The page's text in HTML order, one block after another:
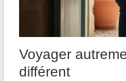
Voyager
différent